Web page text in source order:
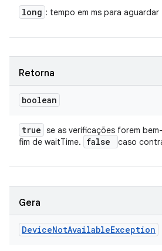
long : tempo em ms para
Retorna
boolean
true se as verificações forem
fim de waitTime.
false caso
Gera
DeviceNotAvailableException